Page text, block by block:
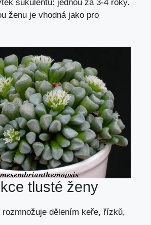
sukulentů: jednou za 3-4 roky.
ženu je vhodná jako pro
tlusté ženy
dělením keře, řízků,